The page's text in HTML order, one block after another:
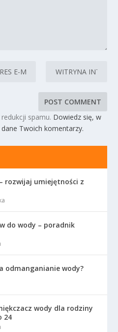
spamu. Dowiedz się, w
Twoich komentarzy.
rozwijaj umiejętności z
do wody – poradnik
odmanganianie wody?
wody dla rodziny
24